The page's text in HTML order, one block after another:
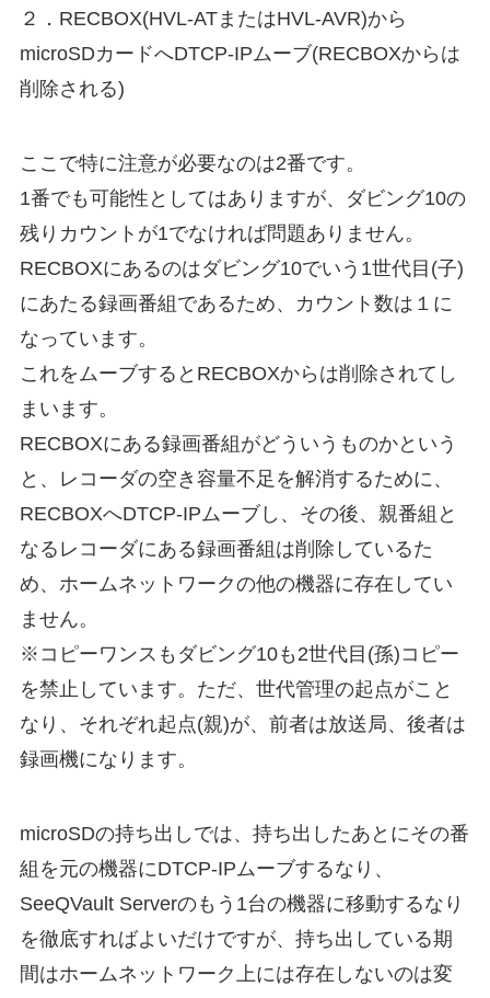
２．RECBOX(HVL-ATまたはHVL-AVR)から
microSDカードへDTCP-IPムーブ(RECBOXからは
削除される)
ここで特に注意が必要なのは2番です。
1番でも可能性としてはありますが、ダビング10の
残りカウントが1でなければ問題ありません。
RECBOXにあるのはダビング10でいう1世代目(子)
にあたる録画番組であるため、カウント数は１に
なっています。
これをムーブするとRECBOXからは削除されてし
まいます。
RECBOXにある録画番組がどういうものかという
と、レコーダの空き容量不足を解消するために、
RECBOXへDTCP-IPムーブし、その後、親番組と
なるレコーダにある録画番組は削除しているた
め、ホームネットワークの他の機器に存在してい
ません。
※コピーワンスもダビング10も2世代目(孫)コピー
を禁止しています。ただ、世代管理の起点がこと
なり、それぞれ起点(親)が、前者は放送局、後者は
録画機になります。
microSDの持ち出しでは、持ち出したあとにその番
組を元の機器にDTCP-IPムーブするなり、
SeeQVault Serverのもう1台の機器に移動するなり
を徹底すればよいだけですが、持ち出している期
間はホームネットワーク上には存在しないのは変